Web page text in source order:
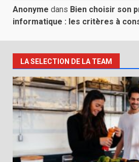
Anonyme dans Bien choisir son
informatique : les critères à
LA SELECTION DE LA TEAM